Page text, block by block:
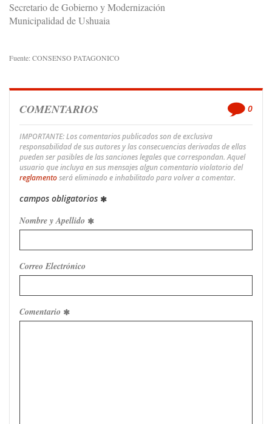
Secretario de Gobierno y Modernización
Municipalidad de Ushuaia
Fuente: CONSENSO PATAGONICO
COMENTARIOS 0
IMPORTANTE: Los comentarios publicados son de exclusiva
responsabilidad de sus autores y las consecuencias derivadas de ellas
pueden ser pasibles de las sanciones legales que correspondan. Aquel
usuario que incluya en sus mensajes algun comentario violatorio del
reglamentoserá eliminado e inhabilitado para volver a comentar.
campos obligatorios
Nombre y Apellido
Correo Electrónico
Comentario